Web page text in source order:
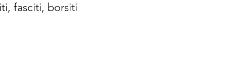
fasciti, borsiti